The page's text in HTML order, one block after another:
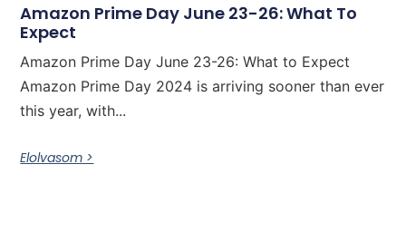
Amazon Prime Day June 23-26: What To
Expect
Amazon Prime Day June 23-26: What to Expect
Amazon Prime Day 2024 is arriving sooner than ever
this year, with...
Elolvasom >